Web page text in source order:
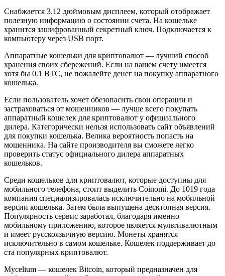
Снабжается 3.12 дюймовым дисплеем, который отображает
полезную информацию о состоянии счета. На кошельке
хранится зашифрованный секретный ключ. Подключается к
компьютеру через USB порт.
Аппаратные кошельки для криптовалют — лучший способ
хранения своих сбережений. Если на вашем счету имеется
хотя бы 0.1 BTC, не пожалейте денег на покупку аппаратного
кошелька.
Если пользователь хочет обезопасить свои операции и
застраховаться от мошенников — лучше всего покупать
аппаратный кошелек для криптовалют у официального
дилера. Категорически нельзя использовать сайт объявлений
для покупки кошелька. Велика вероятность попасть на
мошенника. На сайте производителя вы сможете легко
проверить статус официального дилера аппаратных
кошельков.
Среди кошельков для криптовалют, которые доступны для
мобильного телефона, стоит выделить Coinomi. До 1019 года
компания специализировалась исключительно на мобильной
версии кошелька. Затем была выпущена десктопная версия.
Популярность сервис заработал, благодаря именно
мобильному приложению, которое является мультивалютным
и имеет русскоязычную версию. Монеты хранятся
исключительно в самом кошельке. Кошелек поддерживает до
ста популярных криптовалют.
Mycelium — кошелек Bitcoin, который предназначен для